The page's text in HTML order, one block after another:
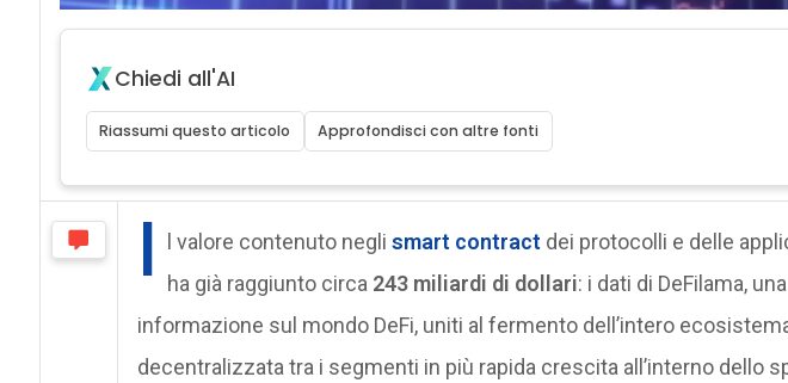
Chiedi all'AI
Riassumi questo articolo Approfondisci con altre fonti
I l valore contenuto negli smart contract dei protocolli e delle
ha già raggiunto circa 243 miliardi di dollari: i dati di DeFilama,
informazione sul mondo DeFi, uniti al fermento dell’intero
decentralizzata tra i segmenti in più rapida crescita all’interno dello